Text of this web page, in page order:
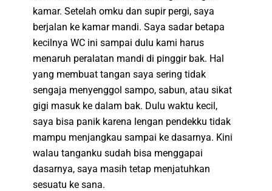
kamar. Setelah omku dan supir pergi, saya
berjalan ke kamar mandi. Saya sadar betapa
kecilnya WC ini sampai dulu kami harus
menaruh peralatan mandi di pinggir bak. Hal
yang membuat tangan saya sering tidak
sengaja menyenggol sampo, sabun, atau sikat
gigi masuk ke dalam bak. Dulu waktu kecil,
saya bisa panik karena lengan pendekku tidak
mampu menjangkau sampai ke dasarnya. Kini
walau tanganku sudah bisa menggapai
dasarnya, saya masih tetap menjatuhkan
sesuatu ke sana.